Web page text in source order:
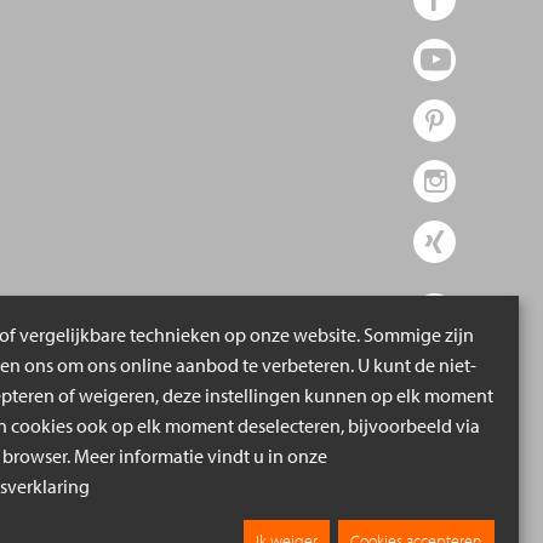
vergelijkbare technieken op onze website. Sommige zijn
ons om ons online aanbod te verbeteren. U kunt de niet-
of weigeren, deze instellingen kunnen op elk moment
cookies ook op elk moment deselecteren, bijvoorbeeld via
Meer informatie vindt u in onze